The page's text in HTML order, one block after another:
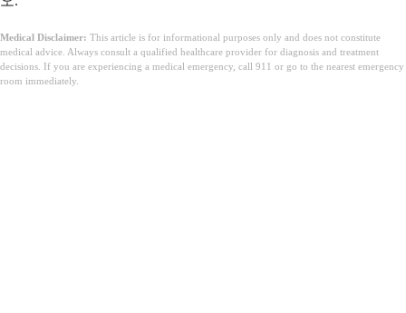
Medical Disclaimer: This article is for informational purposes only and does not constitute
medical advice. Always consult a qualified healthcare provider for diagnosis and treatment
decisions. If you are experiencing a medical emergency, call 911 or go to the nearest emergency
room immediately.